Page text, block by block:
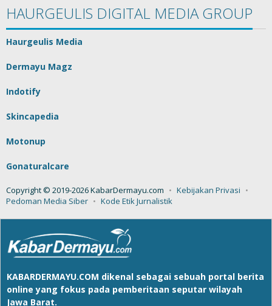
HAURGEULIS DIGITAL MEDIA GROUP
Haurgeulis Media
Dermayu Magz
Indotify
Skincapedia
Motonup
Gonaturalcare
Copyright © 2019-2026 KabarDermayu.com
Kebijakan Privasi
Pedoman Media Siber
Kode Etik Jurnalistik
KABARDERMAYU.COM dikenal sebagai sebuah portal berita
online yang fokus pada pemberitaan seputar wilayah
Jawa Barat.